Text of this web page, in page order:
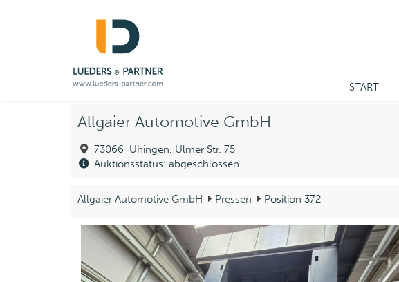
START
Allgaier Automotive GmbH
73066 Uhingen, Ulmer Str. 75
Auktionsstatus: abgeschlossen
Allgaier Automotive GmbH Pressen Position 372